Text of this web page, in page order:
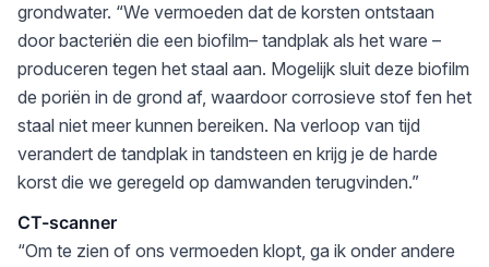
grondwater. “We vermoeden dat de korsten ontstaan
door bacteriën die een biofilm– tandplak als het ware –
produceren tegen het staal aan. Mogelijk sluit deze biofilm
de poriën in de grond af, waardoor corrosieve stof fen het
staal niet meer kunnen bereiken. Na verloop van tijd
verandert de tandplak in tandsteen en krijg je de harde
korst die we geregeld op damwanden terugvinden.”
CT-scanner
“Om te zien of ons vermoeden klopt, ga ik onder andere